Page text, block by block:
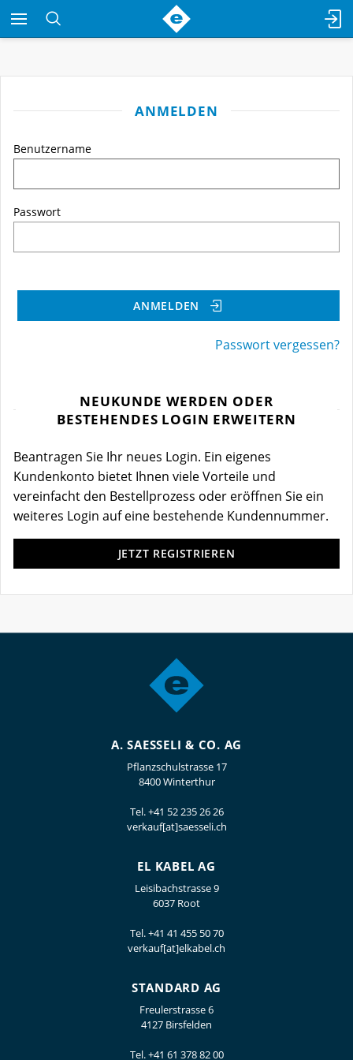
ANMELDEN
Benutzername
Passwort
ANMELDEN
Passwort vergessen?
NEUKUNDE WERDEN ODER
BESTEHENDES LOGIN ERWEITERN
Beantragen Sie Ihr neues Login. Ein eigenes
Kundenkonto bietet Ihnen viele Vorteile und
vereinfacht den Bestellprozess oder eröffnen Sie ein
weiteres Login auf eine bestehende Kundennummer.
JETZT REGISTRIEREN
A. SAESSELI & CO. AG
Pflanzschulstrasse 17
8400 Winterthur
Tel.+41 52 235 26 26
verkauf[at]saesseli.ch
EL KABEL AG
Leisibachstrasse 9
6037 Root
Tel.+41 41 455 50 70
verkauf[at]elkabel.ch
STANDARD AG
Freulerstrasse 6
4127 Birsfelden
Tel.+41 61 378 82 00